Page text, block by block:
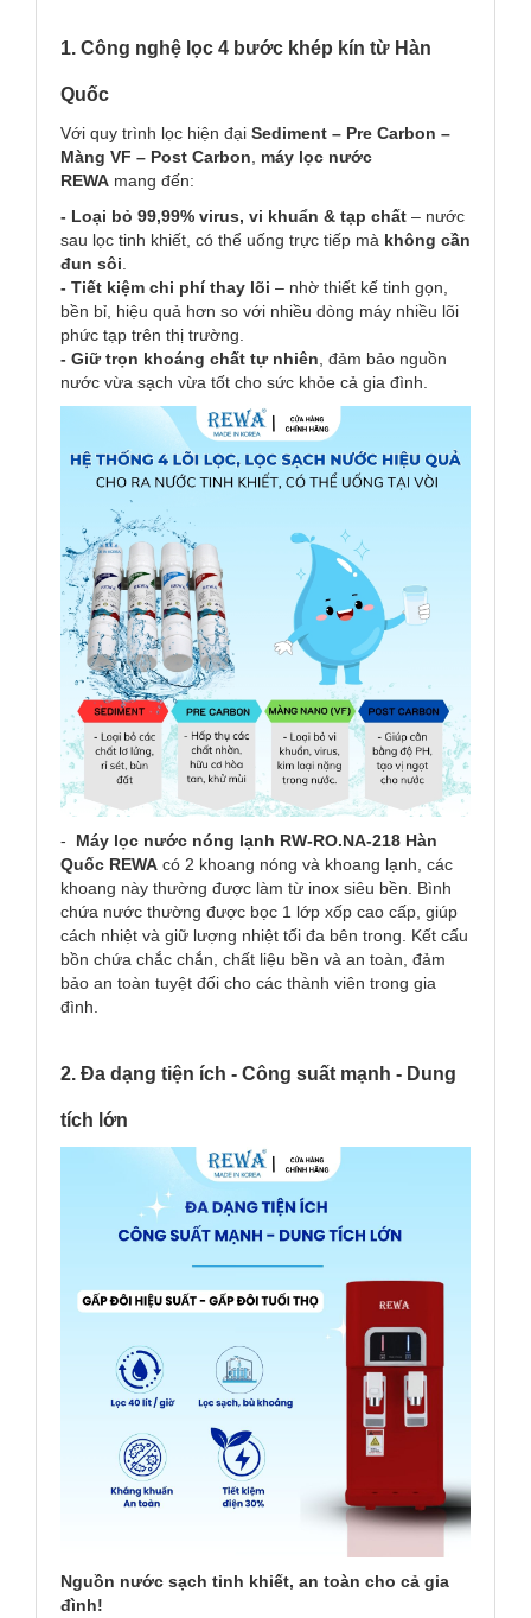
1. Công nghệ lọc 4 bước khép kín từ Hàn
Quốc
Với quy trình lọc hiện đại Sediment – Pre Carbon –
Màng VF – Post Carbon, máy lọc nước
REWA mang đến:
- Loại bỏ 99,99% virus, vi khuẩn & tạp chất – nước
sau lọc tinh khiết, có thể uống trực tiếp mà không cần
đun sôi.
- Tiết kiệm chi phí thay lõi – nhờ thiết kế tinh gọn,
bền bỉ, hiệu quả hơn so với nhiều dòng máy nhiều lõi
phức tạp trên thị trường.
- Giữ trọn khoáng chất tự nhiên, đảm bảo nguồn
nước vừa sạch vừa tốt cho sức khỏe cả gia đình.
- Máy lọc nước nóng lạnh RW-RO.NA-218 Hàn
Quốc REWA có 2 khoang nóng và khoang lạnh, các
khoang này thường được làm từ inox siêu bền. Bình
chứa nước thường được bọc 1 lớp xốp cao cấp, giúp
cách nhiệt và giữ lượng nhiệt tối đa bên trong. Kết cấu
bồn chứa chắc chắn, chất liệu bền và an toàn, đảm
bảo an toàn tuyệt đối cho các thành viên trong gia
đình.
2. Đa dạng tiện ích - Công suất mạnh - Dung
tích lớn
Nguồn nước sạch tinh khiết, an toàn cho cả gia
đình!